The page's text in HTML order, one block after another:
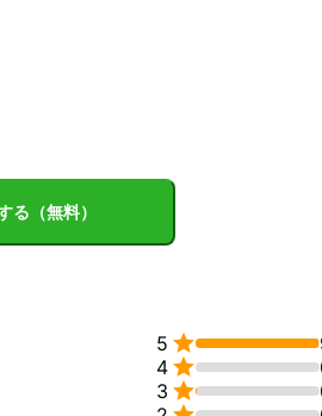
私たちのサービスの質の高さを証明し
心よりお待ちしております。
承っております。
ります。
る（無料）
5 
4 
3 